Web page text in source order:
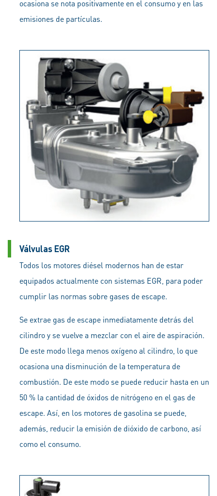
ocasiona se nota positivamente en el consumo y en las
emisiones de partículas.
Válvulas EGR
Todos los motores diésel modernos han de estar
equipados actualmente con sistemas EGR, para poder
cumplir las normas sobre gases de escape.
Se extrae gas de escape inmediatamente detrás del
cilindro y se vuelve a mezclar con el aire de aspiración.
De este modo llega menos oxígeno al cilindro, lo que
ocasiona una disminución de la temperatura de
combustión. De este modo se puede reducir hasta en un
50 % la cantidad de óxidos de nitrógeno en el gas de
escape. Así, en los motores de gasolina se puede,
además, reducir la emisión de dióxido de carbono, así
como el consumo.